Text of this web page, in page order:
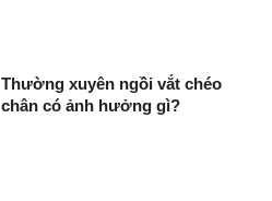
Thường xuyên ngồi vắt chéo
chân có ảnh hưởng gì?